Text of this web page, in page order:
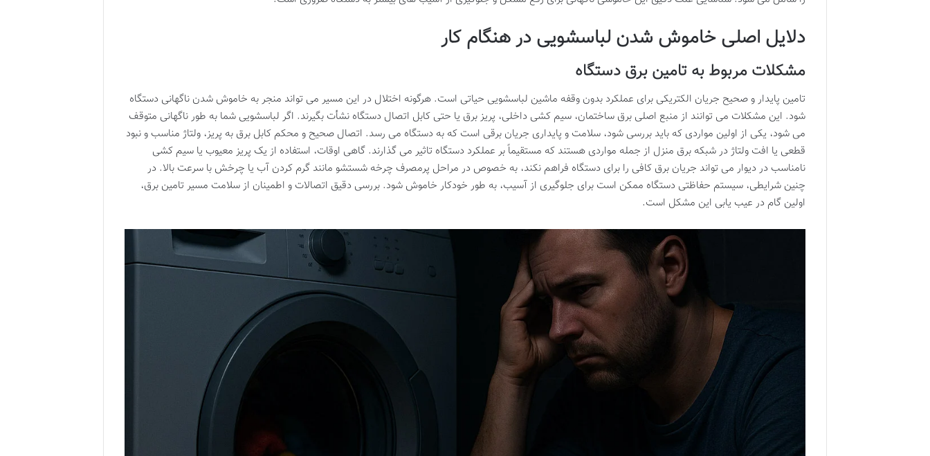
دلایل اصلی خاموش شدن لباسشویی در هنگام کار
مشکلات مربوط به تامین برق دستگاه
تامین پایدار و صحیح جریان الکتریکی برای عملکرد بدون وقفه ماشین لباسشویی حیاتی است. هرگونه اختلال در این مسیر می تواند منجر به خاموش شدن ناگهانی دستگاه
شود. این مشکلات می توانند از منبع اصلی برق ساختمان، سیم کشی داخلی، پریز برق یا حتی کابل اتصال دستگاه نشأت بگیرند. اگر لباسشویی شما به طور ناگهانی متوقف
می شود، یکی از اولین مواردی که باید بررسی شود، سلامت و پایداری جریان برقی است که به دستگاه می رسد. اتصال صحیح و محکم کابل برق به پریز، ولتاژ مناسب و نبود
قطعی یا افت ولتاژ در شبکه برق منزل از جمله مواردی هستند که مستقیماً بر عملکرد دستگاه تاثیر می گذارند. گاهی اوقات، استفاده از یک پریز معیوب یا سیم کشی
نامناسب در دیوار می تواند جریان برق کافی را برای دستگاه فراهم نکند، به خصوص در مراحل پرمصرف چرخه شستشو مانند گرم کردن آب یا چرخش با سرعت بالا. در
چنین شرایطی، سیستم حفاظتی دستگاه ممکن است برای جلوگیری از آسیب، به طور خودکار خاموش شود. بررسی دقیق اتصالات و اطمینان از سلامت مسیر تامین برق،
اولین گام در عیب یابی این مشکل است.